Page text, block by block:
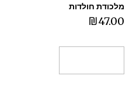
מלכודת חולדות
₪47.00